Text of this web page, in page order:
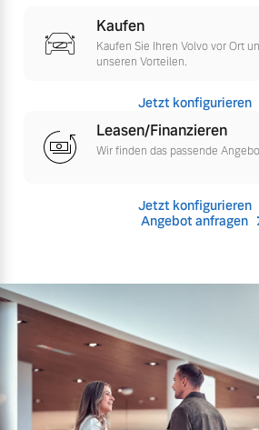
Kaufen
Kaufen Sie Ihren Volvo vor Ort
unseren Vorteilen.
Jetzt konfigurieren
Leasen/Finanzieren
Wir finden das passende
Jetzt konfigurieren
Angebot anfragen